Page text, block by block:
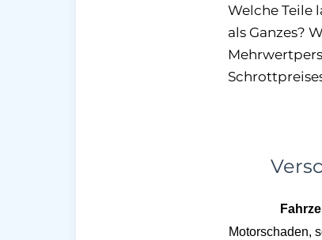
Welche Teile
als Ganzes?
Motorschaden,